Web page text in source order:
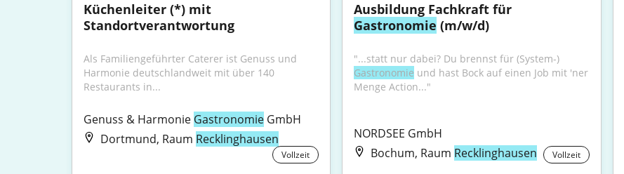
Küchenleiter (*) mit
Standortverantwortung
Als Familiengeführter Caterer ist Genuss und
Harmonie deutschlandweit mit über 140
Restaurants in...
Genuss & Harmonie Gastronomie GmbH
Dortmund, Raum Recklinghausen
Vollzeit
Gastronomie (m/w/d)
Gastronomie und hast Bock auf einen Job mit 'ner
Menge Action..."
NORDSEE GmbH
Bochum, Raum Recklinghausen Vollzeit